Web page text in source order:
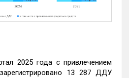
2025 года с привлечением
13 287 ДДУ